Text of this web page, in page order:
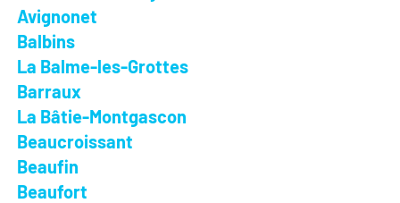
Avignonet
Balbins
La Balme-les-Grottes
Barraux
La Bâtie-Montgascon
Beaucroissant
Beaufin
Beaufort